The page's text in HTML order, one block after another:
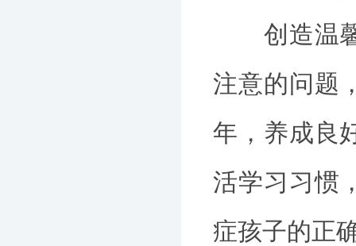
创造温馨
注意的问题
年，养成良
活学习习惯
症孩子的正